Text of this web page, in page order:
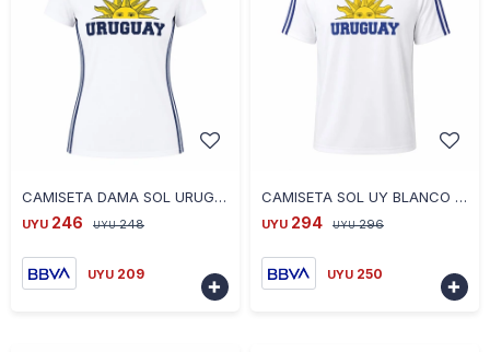
CAMISETA DAMA SOL URUGUAY BLANCO AZ OSC - TS - BLANCO
UYU 246 UYU 248
UYU 209

CAMISETA SOL UY BLANCO CE-SOLUY-01 TALLE S - BLANCO
UYU 294 UYU 296
UYU 250
